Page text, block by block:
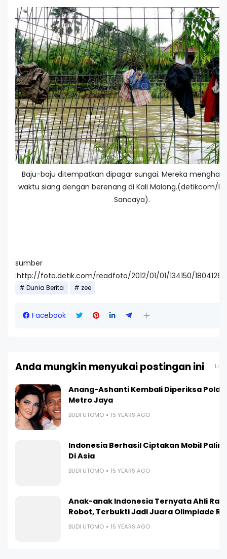
Baju-baju ditempatkan dipagar sungai. Mereka
waktu siang dengan berenang di Kali Malang.(detikcom/
Sancaya).
sumber
:http://foto.detik.com/readfoto/2012/01/01/134150/
Dunia Berita zee
Facebook
Anda mungkin menyukai postingan ini
Anang-Ashanti Kembali Diperiksa Polda
Metro Jaya
BUDI UTOMO 15 YEARS AGO
Indonesia Berhasil Ciptakan Mobil
Di Asia
BUDI UTOMO 15 YEARS AGO
Anak-anak Indonesia Ternyata Ahli
Robot, Terbukti Jadi Juara Olimpiade
BUDI UTOMO 15 YEARS AGO